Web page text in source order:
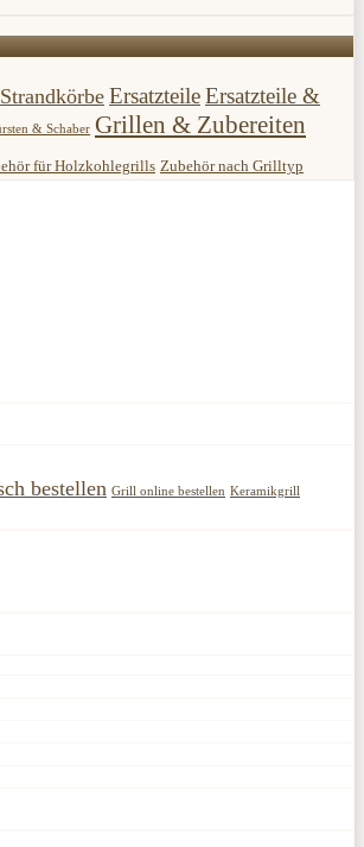
ErsatzteileErsatzteile &
& Schaber Grillen & Zubereiten
für Holzkohlegrills Zubehör nach Grilltyp
bestellen Grill online bestellen Keramikgrill